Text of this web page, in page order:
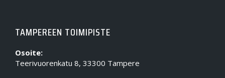
TAMPEREEN TOIMIPISTE
Osoite:
Teerivuorenkatu 8, 33300 Tampere